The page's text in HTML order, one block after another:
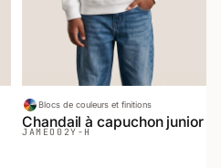
Blocs de couleurs et finitions
Chandail à capuchon junior
JAMEO 02Y-H